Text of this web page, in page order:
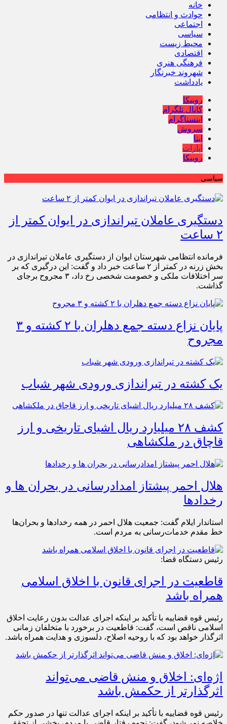
خانه
حوادث و انتظامی
اجتماعی
سیاسی
محیط زیست
اقتصادی
فرهنگی هنری
شهروند خبرنگار
یادداشت
روبیکا
کانال تلگرام
اینستاگرام
سروش
ایتا
آپارات
روبیکا
سیاسی
دستگیری عاملان تیراندازی در ایوان کمتر از
۲ ساعت
فرمانده انتظامی شهرستان ایوان از دستگیری عاملان تیراندازی در
بخش زرنه در کمتر از ۲ ساعت خبر داد و گفت: این درگیری که بر
سر اختلافات ملکی و خصومت شخصی رخ داد، ۳ مجروح برجای
گذاشت.
پایان نزاع دسته جمع دهلران با ۲ کشته و ۳
مجروح
یک کشته در تیراندازی ورودی شهر شباب
کشف ۲۸ میلیارد ریال اشیای تاریخی و ارز
قاچاق در ملکشاهی
هلال احمر پیشتاز امدادرسانی در بحران ها و
رخدادها
استاندار ایلام گفت: جمعیت هلال احمر در همه رخدادها و بحران‌ها
خط مقدم خدمات‌رسانی به مردم است.
رئیس دستگاه قضا:
قاطعیت در اجرای قانون با اخلاق اسلامی
همراه باشد
رئیس قوه قضاییه با تأکید بر اینکه اجرای عدالت بدون رعایت اخلاق
اسلامی ناقص است، گفت: قاطعیت در برخورد با متخلفان زمانی
اثرگذار خواهد بود که با روحیه اصلاح، دلسوزی و هدایت همراه باشد.
اژه‌ای: اخلاق و منش قاضی می‌تواند
اثرگذارتر از حکمش باشد
رئیس قوه قضاییه با تأکید بر اینکه اجرای عدالت تنها در صدور حکم